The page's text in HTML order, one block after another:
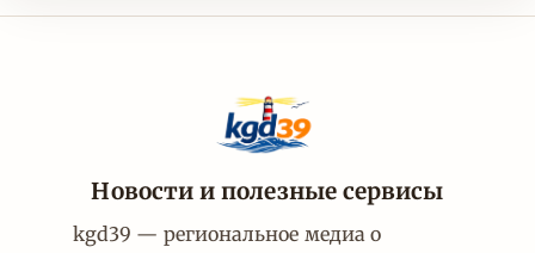
Новости и полезные сервисы
kgd39 — региональное медиа о